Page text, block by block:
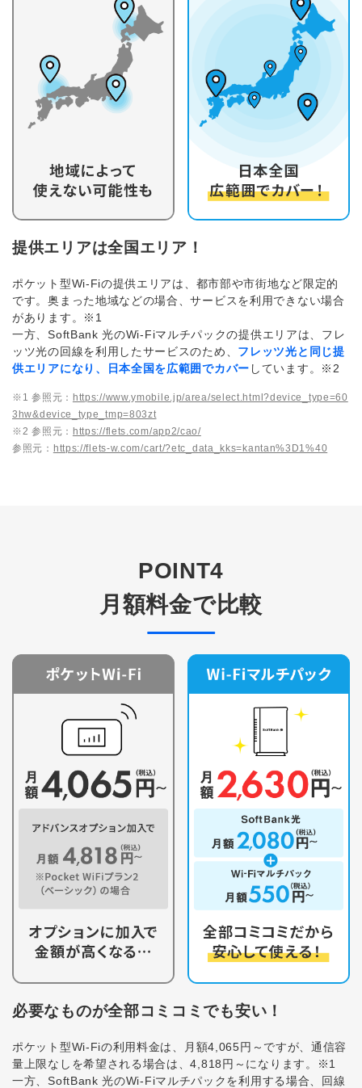
提供エリアは全国エリア！
ポケット型Wi-Fiの提供エリアは、都市部や市街地など限定的
です。奥まった地域などの場合、サービスを利用できない場合
があります。※1
一方、SoftBank 光のWi-Fiマルチパックの提供エリアは、フレ
ッツ光の回線を利用したサービスのため、 フレッツ光と同じ提
供エリアになり、日本全国を広範囲でカバー しています。※2
※1 参照元： https://www.ymobile.jp/area/select.html?device_type=60
3hw&device_type_tmp=803zt
※2 参照元： https://flets.com/app2/cao/
参照元： https://flets-w.com/cart/?etc_data_kks=kantan%3D1%40
POINT4
月額料金で比較
必要なものが全部コミコミでも安い！
ポケット型Wi-Fiの利用料金は、月額4,065円～ですが、通信容
量上限なしを希望される場合は、4,818円～になります。※1
一方、SoftBank 光のWi-Fiマルチパックを利用する場合、回線